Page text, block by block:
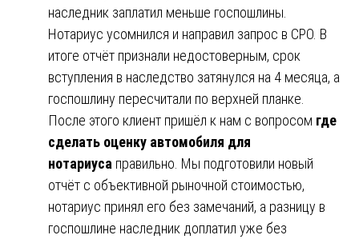
наследник заплатил меньше госпошлины.
Нотариус усомнился и направил запрос в СРО. В
итоге отчёт признали недостоверным, срок
вступления в наследство затянулся на 4 месяца, а
госпошлину пересчитали по верхней планке.
После этого клиент пришёл к нам с вопросом где
сделать оценку автомобиля для
нотариуса правильно. Мы подготовили новый
отчёт с объективной рыночной стоимостью,
нотариус принял его без замечаний, а разницу в
госпошлине наследник доплатил уже без